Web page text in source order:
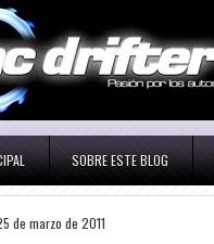
SOBRE ESTE BLOG
de marzo de 2011